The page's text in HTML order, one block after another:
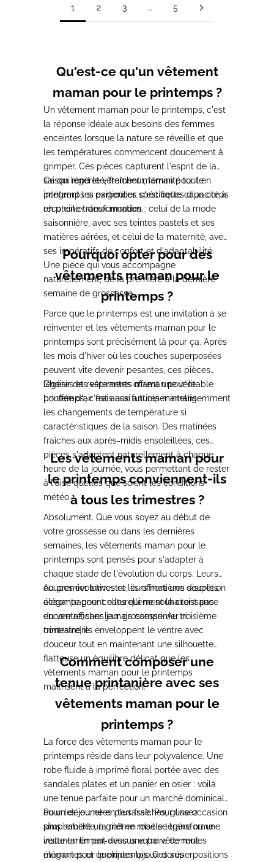
1 2 3 … 5
Qu'est-ce qu'un vêtement
maman pour le printemps ?
Un vêtement maman pour le printemps, c'est
la réponse idéale aux besoins des femmes
enceintes lorsque la nature se réveille et que
les températures commencent doucement à
grimper. Ces pièces capturent l'esprit de la
saison légèreté, fraîcheur, féminité tout en
intégrant les exigences spécifiques d'un corps
en pleine transformation.
Ce qui rend le vêtement maman pour le
printemps si particulier, c'est cette capacité à
réconcilier deux mondes : celui de la mode
saisonnière, avec ses teintes pastels et ses
matières aérées, et celui de la maternité, avec
ses impératifs de confort et d'adaptabilité.
Une pièce qui vous accompagne
naturellement, de la première à la dernière
semaine de grossesse.
Pourquoi opter pour des
vêtements maman pour le
printemps ?
Parce que le printemps est une invitation à se
réinventer et les vêtements maman pour le
printemps sont précisément là pour ça. Après
les mois d'hiver où les couches superposées
peuvent vite devenir pesantes, ces pièces
légères et respirantes offrent une véritable
bouffée d'air frais aux futures mamans.
Choisir des vêtements maman pour le
printemps, c'est aussi anticiper intelligemment
les changements de température si
caractéristiques de la saison. Des matinées
fraîches aux après-midis ensoleillées, ces
pièces s'adaptent naturellement à chaque
heure de la journée, vous permettant de rester
à l'aise quelles que soient les conditions
météo.
Les vêtements maman pour
le printemps conviennent-ils
à tous les trimestres ?
Absolument. Que vous soyez au début de
votre grossesse ou dans les dernières
semaines, les vêtements maman pour le
printemps sont pensés pour s'adapter à
chaque stade de l'évolution du corps. Leurs
coupes évolutives et leurs matières souples
accompagnent naturellement la croissance
du ventre, sans jamais comprimer ni
contraindre.
Au premier trimestre, ils offrent une discrétion
élégante pour celles qui ne souhaitent pas
encore afficher leur grossesse. Au troisième
trimestre, ils enveloppent le ventre avec
douceur tout en maintenant une silhouette
flatteuse un équilibre délicat que les
vêtements maman pour le printemps
maîtrisent à la perfection.
Comment composer une
tenue printanière avec ses
vêtements maman pour le
printemps ?
La force des vêtements maman pour le
printemps réside dans leur polyvalence. Une
robe fluide à imprimé floral portée avec des
sandales plates et un panier en osier : voilà
une tenue parfaite pour un marché dominical
ou un déjeuner en terrasse. Pour une occasion
plus habillée, la même robe se transforme
instantanément avec une paire de mules
élégantes et quelques bijoux dorés.
Pour les journées plus fraîches, glissez
simplement un gilet en maille légère ou une
veste en lin par-dessus votre vêtement
maman pour le printemps. Ces superpositions